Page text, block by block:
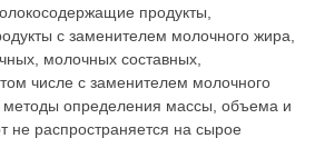
продукты,
с заменителем молочного жира,
молочных составных,
числе с заменителем молочного
методы определения массы, объема и
не распространяется на сырое